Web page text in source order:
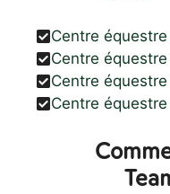
Centre
Centre
Centre
Centre